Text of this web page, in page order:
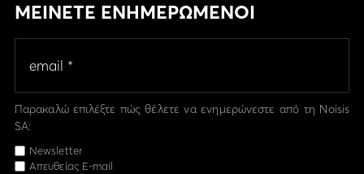
ΜΕΙΝΕΤΕ ΕΝΗΜΕΡΩΜΕΝΟΙ
Παρακαλώ επιλέξτε πώς θέλετε να ενημερώνεστε από τη Noisis
SA:
Newsletter
Απευθείας E-mail